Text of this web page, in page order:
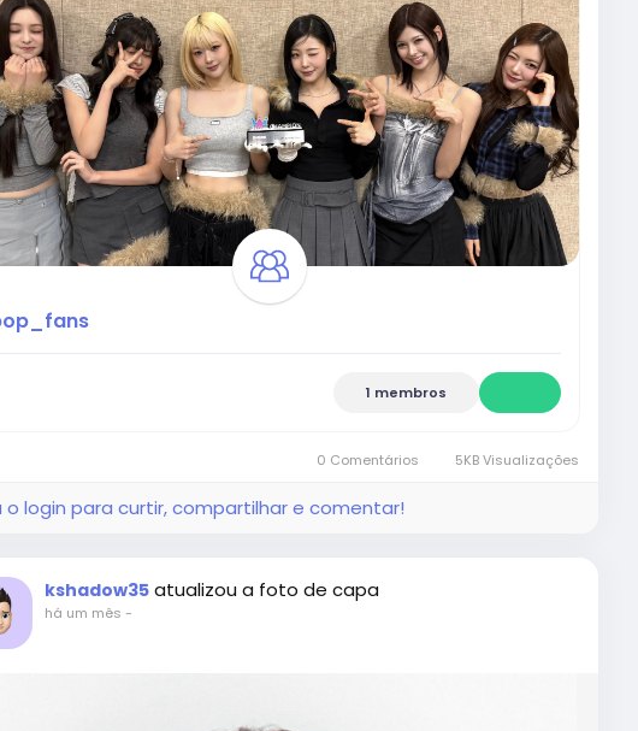
1 membros
0 Comentários 5KB Visualizações
o login para curtir, compartilhar e comentar!
kshadow35 atualizou a foto de capa
há um mês -